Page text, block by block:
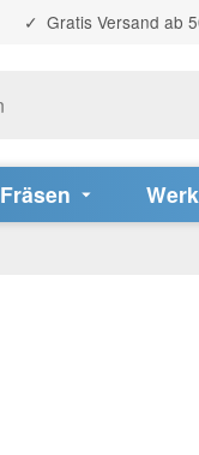
Gratis Versand ab
Fräsen